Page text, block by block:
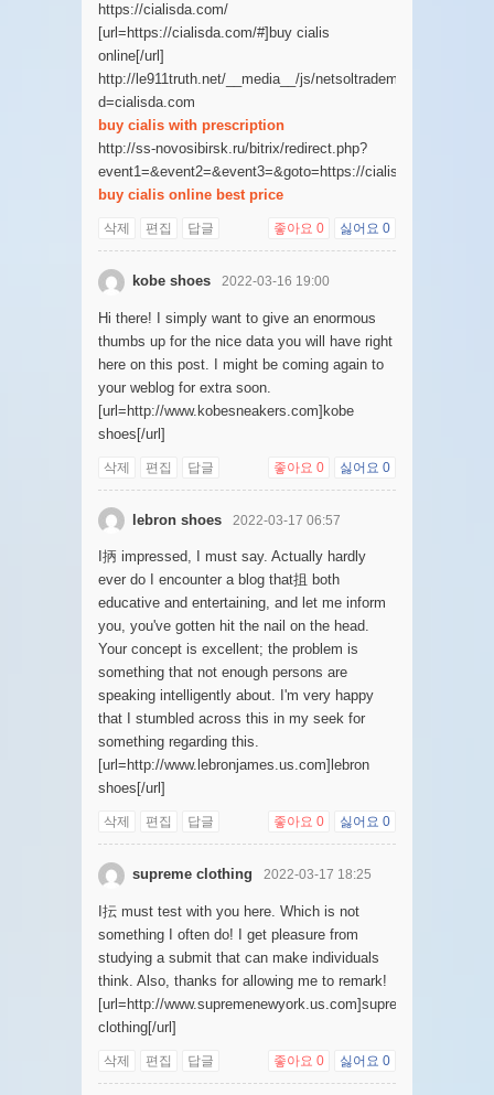
https://cialisda.com/
[url=https://cialisda.com/#]buy cialis
online[/url]
http://le911truth.net/__media__/js/netsoltrademark.php?
d=cialisda.com
buy cialis with prescription
http://ss-novosibirsk.ru/bitrix/redirect.php?
event1=&event2=&event3=&goto=https://cialisda.com/
buy cialis online best price
삭제 편집 답글 좋아요 0 싫어요 0
kobe shoes 2022-03-16 19:00
Hi there! I simply want to give an enormous
thumbs up for the nice data you will have right
here on this post. I might be coming again to
your weblog for extra soon.
[url=http://www.kobesneakers.com]kobe
shoes[/url]
삭제 편집 답글 좋아요 0 싫어요 0
lebron shoes 2022-03-17 06:57
I抦 impressed, I must say. Actually hardly
ever do I encounter a blog that抯 both
educative and entertaining, and let me inform
you, you've gotten hit the nail on the head.
Your concept is excellent; the problem is
something that not enough persons are
speaking intelligently about. I'm very happy
that I stumbled across this in my seek for
something regarding this.
[url=http://www.lebronjames.us.com]lebron
shoes[/url]
삭제 편집 답글 좋아요 0 싫어요 0
supreme clothing 2022-03-17 18:25
I抎 must test with you here. Which is not
something I often do! I get pleasure from
studying a submit that can make individuals
think. Also, thanks for allowing me to remark!
[url=http://www.supremenewyork.us.com]supreme
clothing[/url]
삭제 편집 답글 좋아요 0 싫어요 0